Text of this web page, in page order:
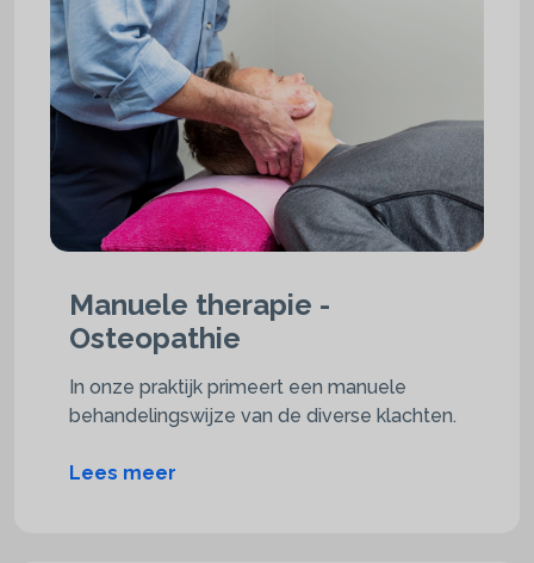
Manuele therapie -
Osteopathie
In onze praktijk primeert een manuele
behandelingswijze van de diverse klachten.
Lees meer